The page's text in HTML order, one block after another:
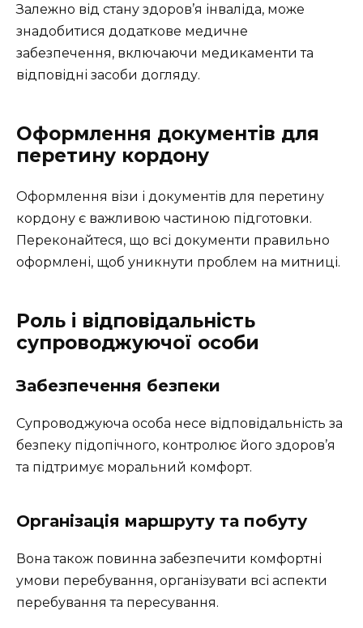
Залежно від стану здоров’я інваліда, може
знадобитися додаткове медичне
забезпечення, включаючи медикаменти та
відповідні засоби догляду.
Оформлення документів для
перетину кордону
Оформлення візи і документів для перетину
кордону є важливою частиною підготовки.
Переконайтеся, що всі документи правильно
оформлені, щоб уникнути проблем на митниці.
Роль і відповідальність
супроводжуючої особи
Забезпечення безпеки
Супроводжуюча особа несе відповідальність за
безпеку підопічного, контролює його здоров’я
та підтримує моральний комфорт.
Організація маршруту та побуту
Вона також повинна забезпечити комфортні
умови перебування, організувати всі аспекти
перебування та пересування.